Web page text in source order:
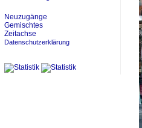
Neuzugänge
Gemischtes
Zeitachse
Datenschutzerklärung